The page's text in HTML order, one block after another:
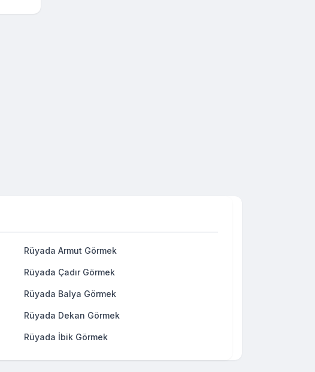
Rüyada Armut Görmek
Rüyada Çadır Görmek
Rüyada Balya Görmek
Rüyada Dekan Görmek
Rüyada İbik Görmek